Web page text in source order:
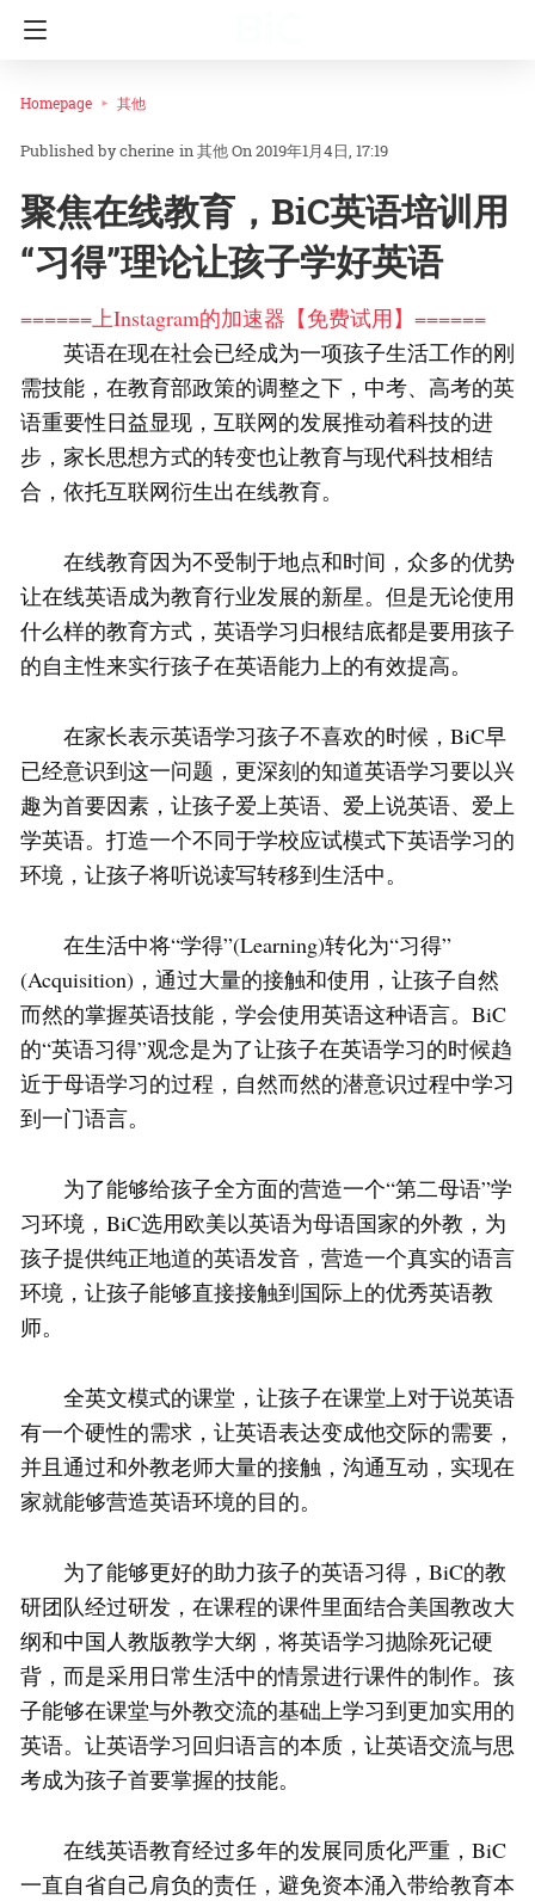
Homepage 其他
cherine in其他On 2019年1月4日, 17:19
聚焦在线教育，BiC英语培训用
“习得”理论让孩子学好英语
======上Instagram的加速器【免费试用】======
英语在现在社会已经成为一项孩子生活工作的刚
需技能，在教育部政策的调整之下，中考、高考的英
语重要性日益显现，互联网的发展推动着科技的进
步，家长思想方式的转变也让教育与现代科技相结
合，依托互联网衍生出在线教育。
在线教育因为不受制于地点和时间，众多的优势
让在线英语成为教育行业发展的新星。但是无论使用
什么样的教育方式，英语学习归根结底都是要用孩子
的自主性来实行孩子在英语能力上的有效提高。
在家长表示英语学习孩子不喜欢的时候，BiC早
已经意识到这一问题，更深刻的知道英语学习要以兴
趣为首要因素，让孩子爱上英语、爱上说英语、爱上
学英语。打造一个不同于学校应试模式下英语学习的
环境，让孩子将听说读写转移到生活中。
在生活中将“学得”(Learning)转化为“习得”
(Acquisition)，通过大量的接触和使用，让孩子自然
而然的掌握英语技能，学会使用英语这种语言。BiC
的“英语习得”观念是为了让孩子在英语学习的时候趋
近于母语学习的过程，自然而然的潜意识过程中学习
到一门语言。
为了能够给孩子全方面的营造一个“第二母语”学
习环境，BiC选用欧美以英语为母语国家的外教，为
孩子提供纯正地道的英语发音，营造一个真实的语言
环境，让孩子能够直接接触到国际上的优秀英语教
师。
全英文模式的课堂，让孩子在课堂上对于说英语
有一个硬性的需求，让英语表达变成他交际的需要，
并且通过和外教老师大量的接触，沟通互动，实现在
家就能够营造英语环境的目的。
为了能够更好的助力孩子的英语习得，BiC的教
研团队经过研发，在课程的课件里面结合美国教改大
纲和中国人教版教学大纲，将英语学习抛除死记硬
背，而是采用日常生活中的情景进行课件的制作。孩
子能够在课堂与外教交流的基础上学习到更加实用的
英语。让英语学习回归语言的本质，让英语交流与思
考成为孩子首要掌握的技能。
在线英语教育经过多年的发展同质化严重，BiC
一直自省自己肩负的责任，避免资本涌入带给教育本